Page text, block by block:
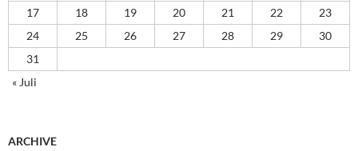
17
18 19 20 21 22
23
24
25 26 27 28 29
30
31
« Juli
ARCHIVE